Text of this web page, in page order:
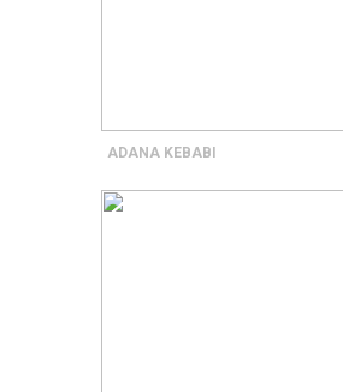
ADANA KEBABI